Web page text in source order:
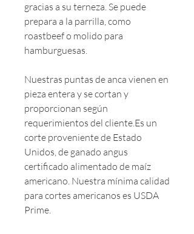
gracias a su terneza. Se puede
prepara a la parrilla, como
roastbeef o molido para
hamburguesas.
Nuestras puntas de anca vienen en
pieza entera y se cortan y
proporcionan según
requerimientos del cliente.Es un
corte proveniente de Estado
Unidos, de ganado angus
certificado alimentado de maíz
americano. Nuestra mínima calidad
para cortes americanos es USDA
Prime.